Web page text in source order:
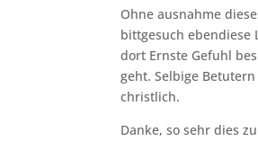
Ohne ausnahme
bittgesuch ebendiese
dort Ernste Gefuhl
geht. Selbige
christlich.
Danke, so sehr dies